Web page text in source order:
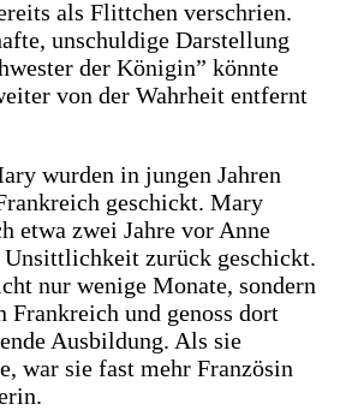
als Flittchen verschrien.
unschuldige Darstellung
der Königin” könnte
von der Wahrheit entfernt
wurden in jungen Jahren
geschickt. Mary
etwa zwei Jahre vor Anne
Unsittlichkeit zurück geschickt.
nur wenige Monate, sondern
Frankreich und genoss dort
Ausbildung. Als sie
war sie fast mehr Französin